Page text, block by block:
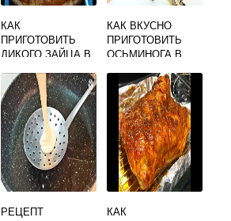
КАК
ПРИГОТОВИТЬ
ДИКОГО ЗАЙЦА В
ВКУСНО БЕЗ
ЗАПАХА
КАК ВКУСНО
ПРИГОТОВИТЬ
ОСЬМИНОГА В
УСЛОВИЯХ
РЕЦЕПТ
КАК